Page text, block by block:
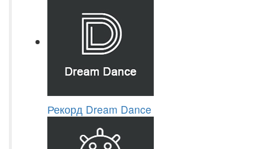
Рекорд Dream Dance